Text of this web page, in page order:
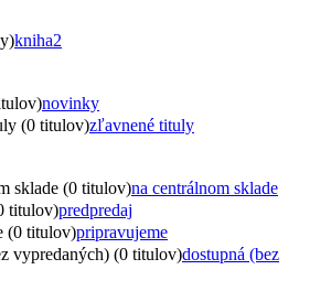
kniha2
novinky
(0 titulov)zľavnené tituly
sklade (0 titulov)na centrálnom sklade
titulov)predpredaj
(0 titulov)pripravujeme
vypredaných) (0 titulov)dostupná (bez